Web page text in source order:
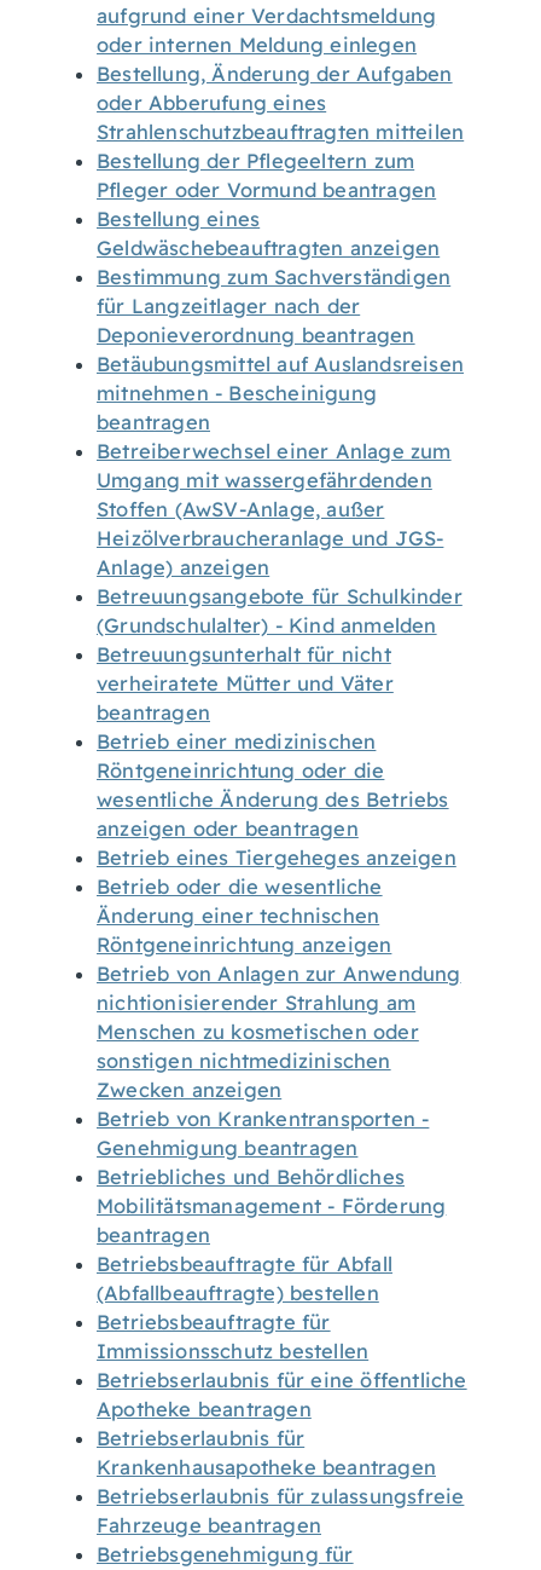
aufgrund einer Verdachtsmeldung
oder internen Meldung einlegen
Bestellung, Änderung der Aufgaben
oder Abberufung eines
Strahlenschutzbeauftragten mitteilen
Bestellung der Pflegeeltern zum
Pfleger oder Vormund beantragen
Bestellung eines
Geldwäschebeauftragten anzeigen
Bestimmung zum Sachverständigen
für Langzeitlager nach der
Deponieverordnung beantragen
Betäubungsmittel auf Auslandsreisen
mitnehmen - Bescheinigung
beantragen
Betreiberwechsel einer Anlage zum
Umgang mit wassergefährdenden
Stoffen (AwSV-Anlage, außer
Heizölverbraucheranlage und JGS-
Anlage) anzeigen
Betreuungsangebote für Schulkinder
(Grundschulalter) - Kind anmelden
Betreuungsunterhalt für nicht
verheiratete Mütter und Väter
beantragen
Betrieb einer medizinischen
Röntgeneinrichtung oder die
wesentliche Änderung des Betriebs
anzeigen oder beantragen
Betrieb eines Tiergeheges anzeigen
Betrieb oder die wesentliche
Änderung einer technischen
Röntgeneinrichtung anzeigen
Betrieb von Anlagen zur Anwendung
nichtionisierender Strahlung am
Menschen zu kosmetischen oder
sonstigen nichtmedizinischen
Zwecken anzeigen
Betrieb von Krankentransporten -
Genehmigung beantragen
Betriebliches und Behördliches
Mobilitätsmanagement - Förderung
beantragen
Betriebsbeauftragte für Abfall
(Abfallbeauftragte) bestellen
Betriebsbeauftragte für
Immissionsschutz bestellen
Betriebserlaubnis für eine öffentliche
Apotheke beantragen
Betriebserlaubnis für
Krankenhausapotheke beantragen
Betriebserlaubnis für zulassungsfreie
Fahrzeuge beantragen
Betriebsgenehmigung für